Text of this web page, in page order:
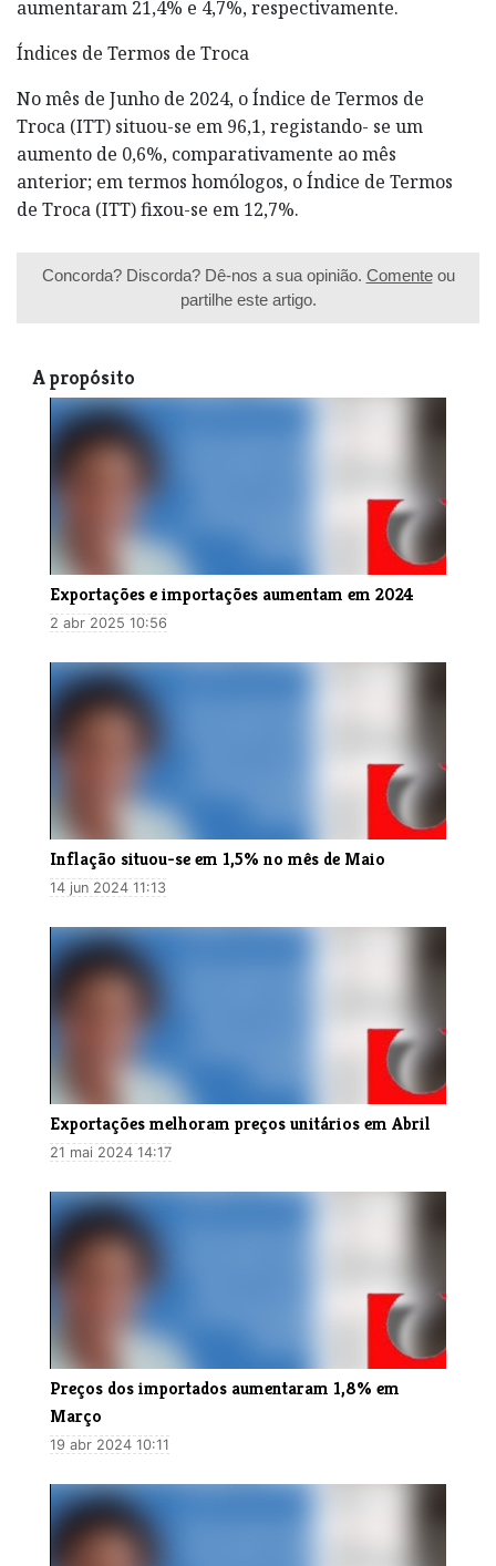
aumentaram 21,4% e 4,7%, respectivamente.
Índices de Termos de Troca
No mês de Junho de 2024, o Índice de Termos de
Troca (ITT) situou-se em 96,1, registando- se um
aumento de 0,6%, comparativamente ao mês
anterior; em termos homólogos, o Índice de Termos
de Troca (ITT) fixou-se em 12,7%.
Concorda? Discorda? Dê-nos a sua opinião. Comenteou
partilhe este artigo.
A propósito
Exportações e importações aumentam em 2024
2 abr 2025 10:56
Inflação situou-se em 1,5% no mês de Maio
14 jun 2024 11:13
Exportações melhoram preços unitários em Abril
21 mai 2024 14:17
Preços dos importados aumentaram 1,8% em
Março
19 abr 2024 10:11